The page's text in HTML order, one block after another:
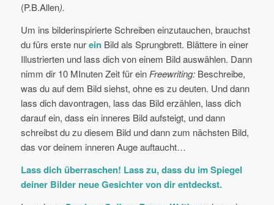
(P.B.Allen).
Um ins bilderinspirierte Schreiben einzutauchen, brauchst
du fürs erste nureinBild als Sprungbrett. Blättere in einer
Illustrierten und lass dich von einem Bild auswählen. Dann
nimm dir 10 MInuten Zeit für ein Freewriting: Beschreibe,
was du auf dem Bild siehst, ohne es zu deuten. Und dann
lass dich davontragen, lass das Bild erzählen, lass dich
darauf ein, dass ein inneres Bild aufsteigt, und dann
schreibst du zu diesem Bild und dann zum nächsten Bild,
das vor deinem inneren Auge auftaucht…
Lass dich überraschen! Lass zu, dass du im Spiegel
deiner Bilder neue Gesichter von dir entdeckst.